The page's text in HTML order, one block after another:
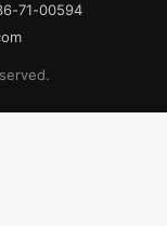
71-00594